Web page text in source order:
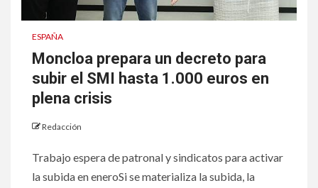
ESPAÑA
Moncloa prepara un decreto para
subir el SMI hasta 1.000 euros en
plena crisis
Redacción
Trabajo espera de patronal y sindicatos para activar
la subida en eneroSi se materializa la subida, la